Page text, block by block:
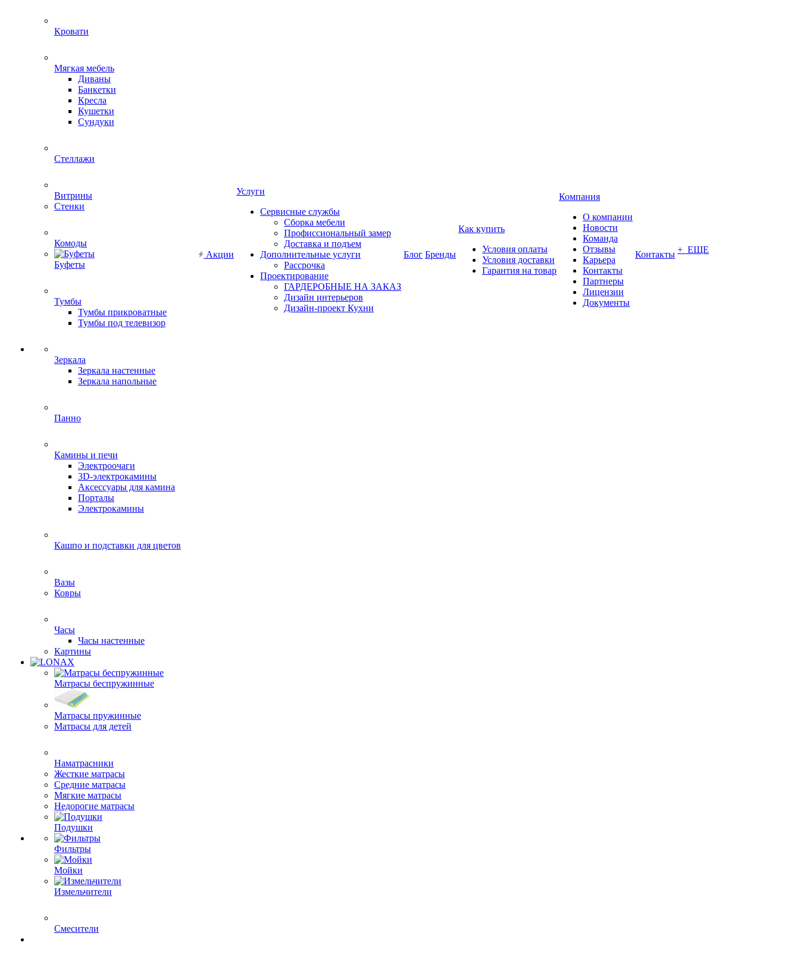
Кровати
Мягкая мебель
Диваны
Банкетки
Кресла
Кушетки
Сундуки
Стеллажи
Витрины
Стенки
Комоды
Буфеты
Тумбы
Тумбы прикроватные
Тумбы под телевизор
Зеркала
Зеркала настенные
Зеркала напольные
Панно
Камины и печи
Электроочаги
3D-электрокамины
Аксессуары для камина
Порталы
Электрокамины
Кашпо и подставки для цветов
Вазы
Ковры
Часы
Часы настенные
Картины
Матрасы беспружинные
Матрасы пружинные
Матрасы для детей
Наматрасники
Жесткие матрасы
Средние матрасы
Мягкие матрасы
Недорогие матрасы
Подушки
Фильтры
Мойки
Измельчители
Смесители
Акции
Услуги
Сервисные службы
Сборка мебели
Профиссиональный замер
Доставка и подъем
Дополнительные услуги
Рассрочка
Проектирование
ГАРДЕРОБНЫЕ НА ЗАКАЗ
Дизайн интерьеров
Дизайн-проект Кухни
Блог Бренды
Как купить
Условия оплаты
Условия доставки
Гарантия на товар
Компания
О компании
Новости
Команда
Отзывы
Карьера
Контакты
Партнеры
Лицензии
Документы
Контакты + ЕЩЕ